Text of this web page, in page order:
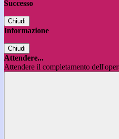
Successo
Chiudi
Informazione
Chiudi
Attendere...
Attendere il completamento